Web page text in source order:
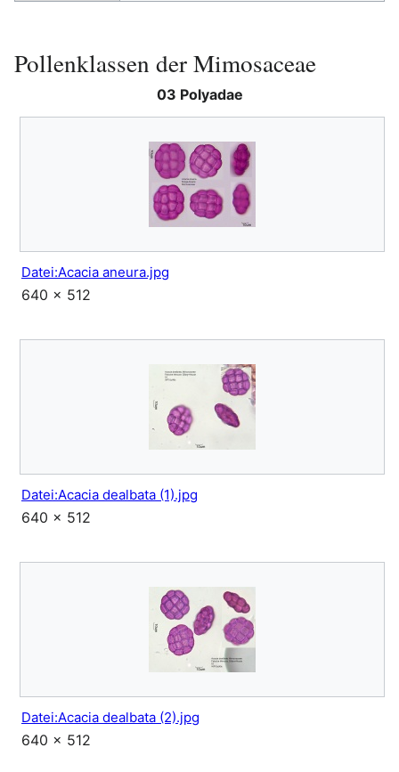
Pollenklassen der Mimosaceae
03 Polyadae
Datei:Acacia aneura.jpg
640 × 512
Datei:Acacia dealbata (1).jpg
640 × 512
Datei:Acacia dealbata (2).jpg
640 × 512